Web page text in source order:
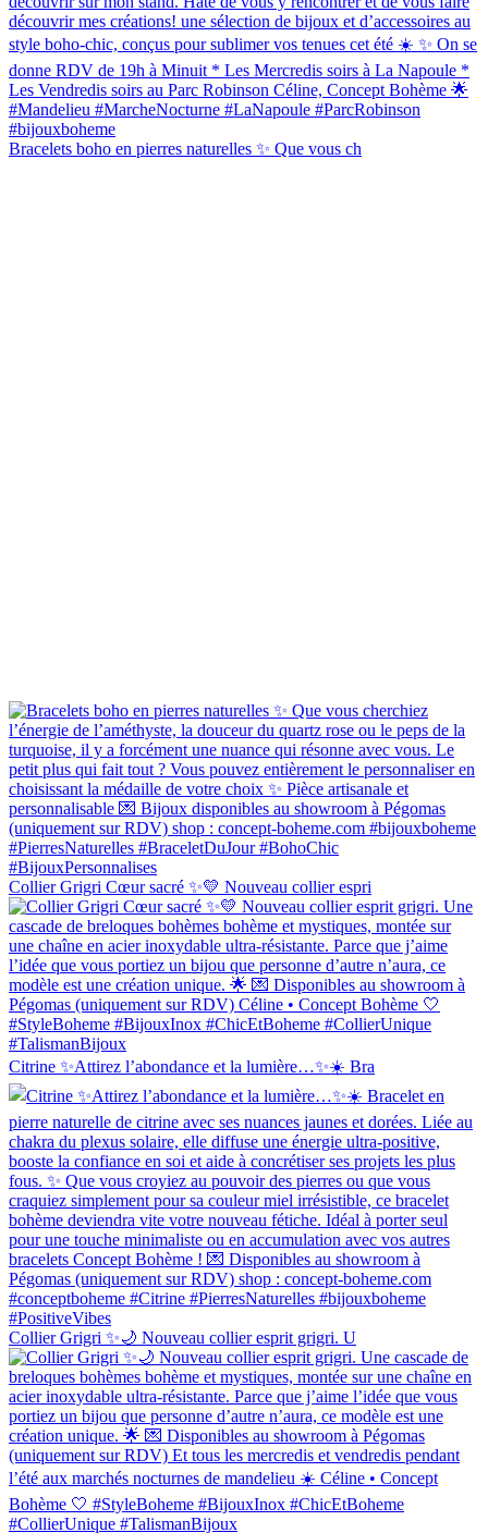
Bracelets boho en pierres naturelles ✨ Que vous ch
Collier Grigri Cœur sacré ✨💛 Nouveau collier espri
Citrine ✨Attirez l’abondance et la lumière…✨☀️ Bra
Collier Grigri ✨🌙 Nouveau collier esprit grigri. U